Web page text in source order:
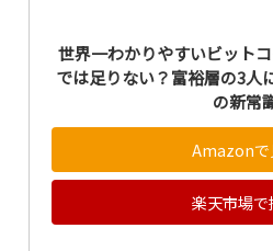
世界一わかりやすいビット
では足りない？富裕層の3人
の新常
Amazonで
楽天市場で